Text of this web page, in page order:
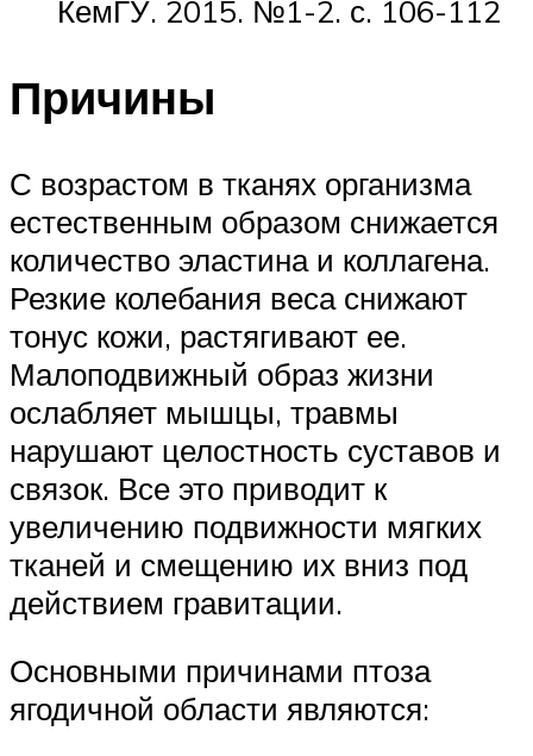
КемГУ. 2015. №1-2. с. 106-112
Причины
С возрастом в тканях организма
естественным образом снижается
количество эластина и коллагена.
Резкие колебания веса снижают
тонус кожи, растягивают ее.
Малоподвижный образ жизни
ослабляет мышцы, травмы
нарушают целостность суставов и
связок. Все это приводит к
увеличению подвижности мягких
тканей и смещению их вниз под
действием гравитации.
Основными причинами птоза
ягодичной области являются: